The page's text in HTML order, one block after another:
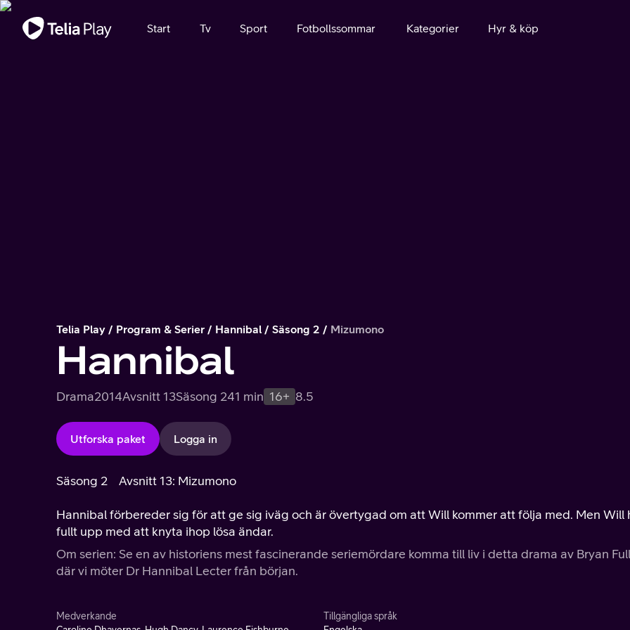
Viktigt meddelande
Start Tv Sport Fotbollssommar Kategorier Hyr & köp
Telia Play Program & Serier Hannibal Säsong 2 Mizumono
Hannibal
Drama2014Avsnitt 13Säsong 241 min 16+ 8.5
Utforska paket Logga in
Säsong 2 Avsnitt 13: Mizumono
Hannibal förbereder sig för att ge sig iväg och är övertygad om att Will kommer att följa med. Men Will
fullt upp med att knyta ihop lösa ändar.
Om serien: Se en av historiens mest fascinerande seriemördare komma till liv i detta drama av Bryan
där vi möter Dr Hannibal Lecter från början.
Medverkande
Tillgängliga språk